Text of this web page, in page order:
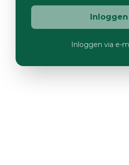
Inloggen
Inloggen via e-